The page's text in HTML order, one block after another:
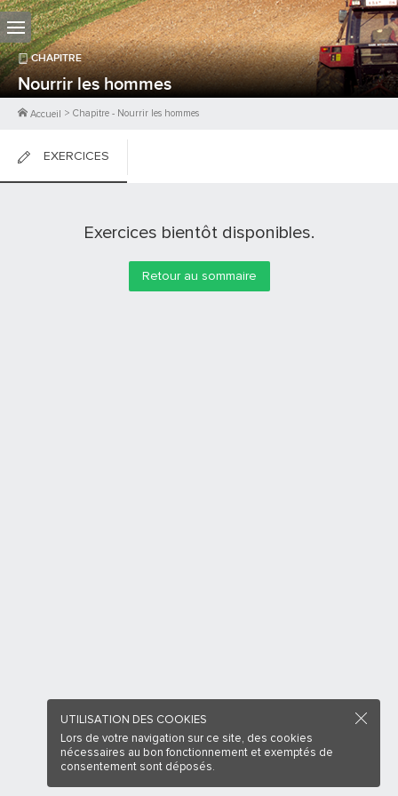
CHAPITRE
Nourrir les hommes
Accueil > Chapitre - Nourrir les hommes
EXERCICES
Exercices bientôt disponibles.
Retour au sommaire
UTILISATION DES COOKIES
Lors de votre navigation sur ce site, des cookies
nécessaires au bon fonctionnement et exemptés de
consentement sont déposés.